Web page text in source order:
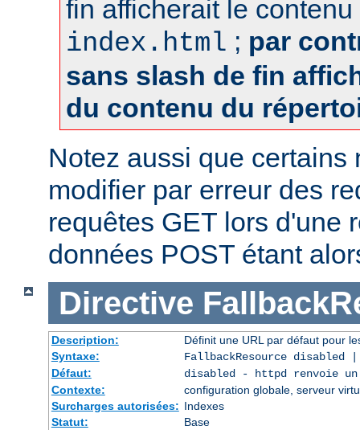
fin afficherait le
index.html ; par
sans slash de fin
du contenu du
Notez aussi que certains
modifier par erreur des
requêtes GET lors d'une
données POST étant
Directive
Description:
Définit une URL par défaut pour
Syntaxe:
FallbackResource disabled
Défaut:
disabled - httpd renvoie un
Contexte:
configuration globale, serveur
Surcharges autorisées: Indexes
Statut:
Base